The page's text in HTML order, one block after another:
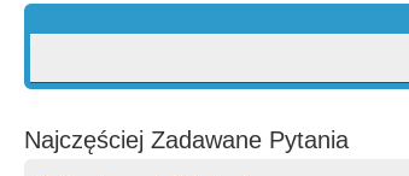
Najczęściej Zadawane Pytania